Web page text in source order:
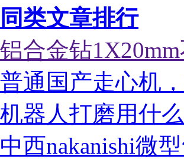
同类文章排行
铝合金钻
普通国产走心机
机器人打磨用什
中西nakanishi微